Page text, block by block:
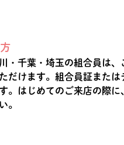
・千葉・埼玉の組合員は、
だけます。組合員証または
。はじめてのご来店の際に
。